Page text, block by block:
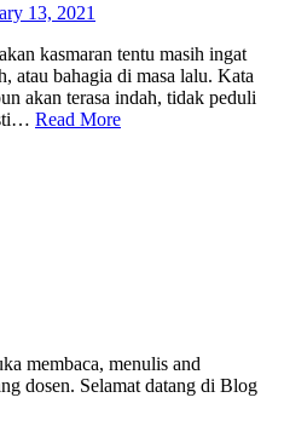
13, 2021
kasmaran tentu masih ingat
atau bahagia di masa lalu. Kata
akan terasa indah, tidak peduli
Read More
membaca, menulis and
dosen. Selamat datang di Blog